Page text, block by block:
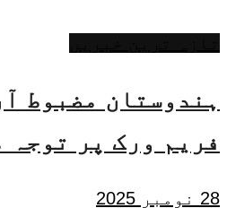
ہندوستان مضبوط
فریم ورک پر توجہ
28 نومبر 2025